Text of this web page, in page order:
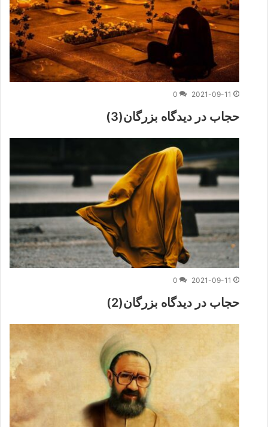
2021-09-11
0
حجاب در ديدگاه بزرگان(3)
2021-09-11
0
حجاب در ديدگاه بزرگان(2)